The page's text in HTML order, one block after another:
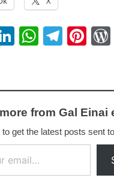
LinkedIn
from Gal Einai
get the latest posts sent